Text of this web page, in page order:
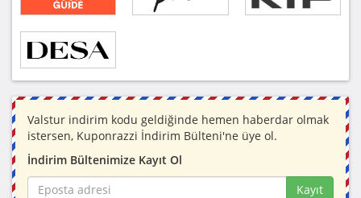
Valstur indirim kodu geldiğinde hemen haberdar olmak
istersen, Kuponrazzi İndirim Bülteni'ne üye ol.
İndirim Bültenimize Kayıt Ol
Kayıt